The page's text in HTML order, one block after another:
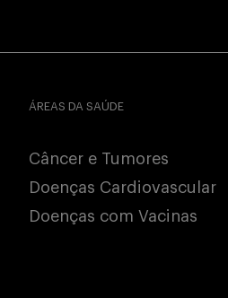
ÁREAS DA SAÚDE
Câncer e Tumores
Doenças Cardiovascular
Doenças com Vacinas